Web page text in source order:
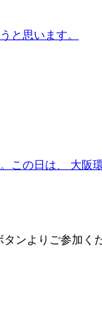
と思います。
の日は、 大阪
ンよりご参加く